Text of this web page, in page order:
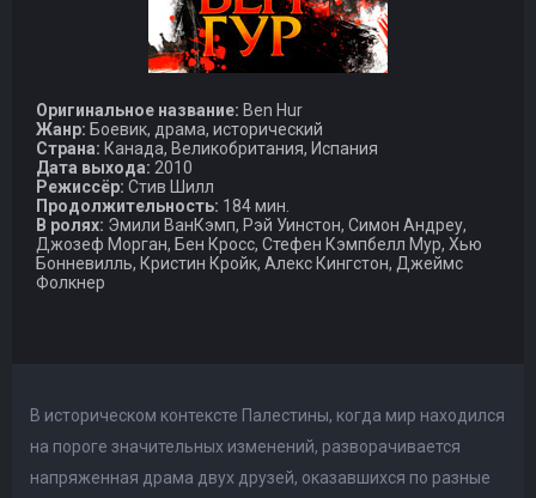
Оригинальное название: Ben Hur
Жанр: Боевик, драма, исторический
Страна: Канада, Великобритания, Испания
Дата выхода: 2010
Режиссёр: Стив Шилл
Продолжительность: 184 мин.
В ролях: Эмили ВанКэмп, Рэй Уинстон, Симон Андреу,
Джозеф Морган, Бен Кросс, Стефен Кэмпбелл Мур, Хью
Бонневилль, Кристин Кройк, Алекс Кингстон, Джеймс
Фолкнер
В историческом контексте Палестины, когда мир находился
на пороге значительных изменений, разворачивается
напряженная драма двух друзей, оказавшихся по разные